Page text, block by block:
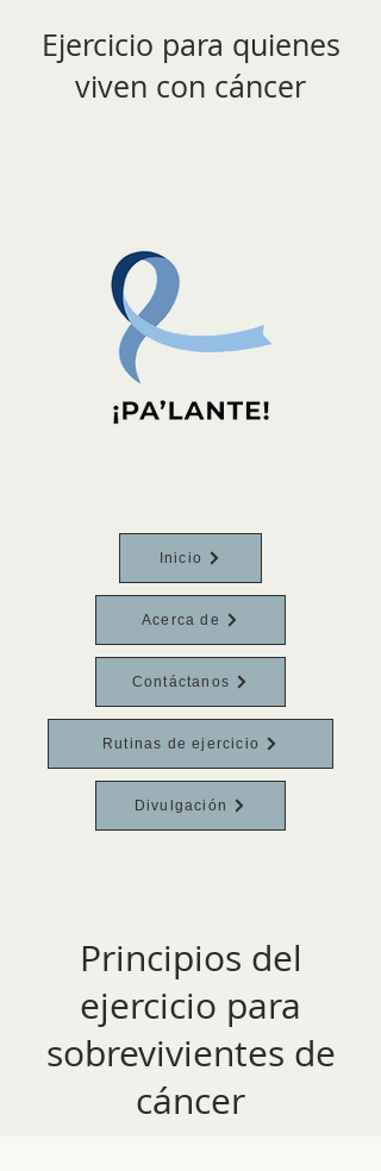
Ejercicio para quienes
viven con cáncer
Inicio
Acerca de
Contáctanos
Rutinas de ejercicio
Divulgación
Principios del
ejercicio para
sobrevivientes de
cáncer